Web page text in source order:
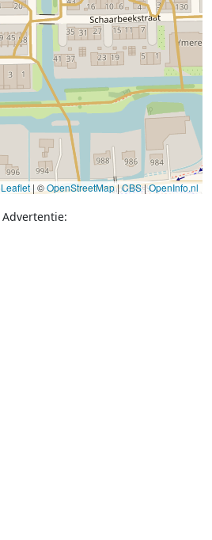
Leaflet | ©OpenStreetMap|CBS|OpenInfo.nl
Advertentie: